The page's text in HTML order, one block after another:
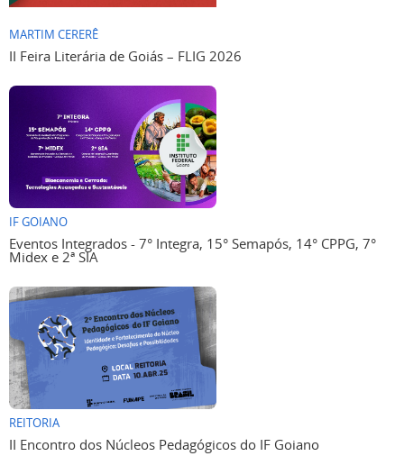
MARTIM CERERÊ
II Feira Literária de Goiás – FLIG 2026
IF GOIANO
Eventos Integrados - 7° Integra, 15° Semapós, 14° CPPG, 7°
Midex e 2ª SIA
REITORIA
II Encontro dos Núcleos Pedagógicos do IF Goiano